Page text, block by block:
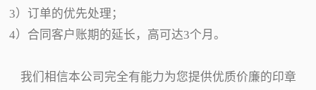
3）订单的优先处理；
4）合同客户账期的延长，高可达3个月。
我们相信本公司完全有能力为您提供优质价廉的印章